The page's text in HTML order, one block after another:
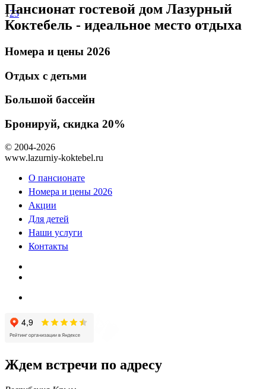
123
Пансионат гостевой дом Лазурный
Коктебель - идеальное место отдыха
Номера и цены 2026
Отдых с детьми
Большой бассейн
Бронируй, скидка 20%
© 2004-2026
www.lazurniy-koktebel.ru
О пансионате
Номера и цены 2026
Акции
Для детей
Наши услуги
Контакты
Ждем встречи по адресу